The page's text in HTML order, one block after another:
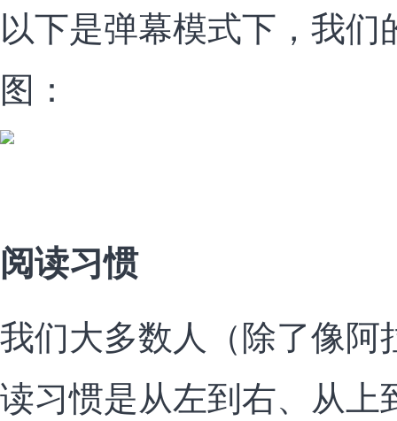
以下是弹幕模式下，我
图：
阅读习惯
我们大多数人（除了像阿
读习惯是从左到右、从上